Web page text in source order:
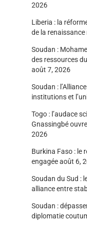
2026
Liberia : la
de la
Soudan :
des ressources
août 7, 2026
Soudan :
institutions et
Togo : l’audace
Gnassingbé
2026
Burkina Faso : le
engagéeaoût 6,
Soudan du Sud :
alliance entre
Soudan :
diplomatie